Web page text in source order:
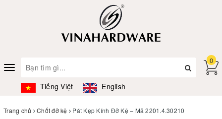
Toggle
navigation
Tiếng Việt English
0
Trang chủ Chốt đỡ kệ Pát Kẹp Kính Đỡ Kệ – Mã 2201.4.30210